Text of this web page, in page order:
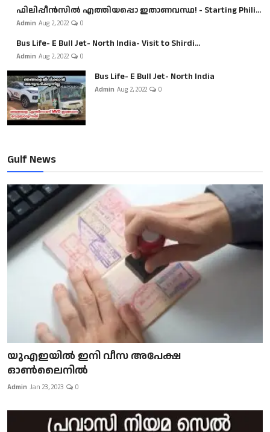
ഫിലിപ്പീൻസിൽ എത്തിയപ്പൊ ഇതാണവസ്ഥ! - Starting Phili...
Admin Aug 2, 2022 0
Bus Life- E Bull Jet- North India- Visit to Shirdi...
Admin Aug 2, 2022 0
Bus Life- E Bull Jet- North India
Admin Aug 2, 2022 0
Gulf News
യുഎഇയിൽ ഇനി വീസ അപേക്ഷ
ഓൺലൈനിൽ
Admin Jan 23, 2023 0